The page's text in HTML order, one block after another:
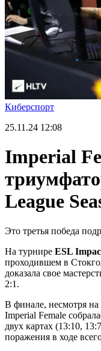
Киберспорт
25.11.24 12:08
Imperial
League
Это третья победа
На турнире ESL
проходившем в
доказала свое
2:1.
В финале, несмотря
Imperial Female
двух картах (13:10,
поражения в ходе